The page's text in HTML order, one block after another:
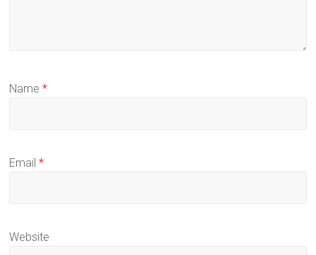
Name*
Email*
Website